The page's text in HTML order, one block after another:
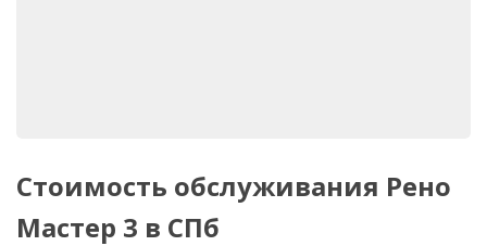
Стоимость обслуживания Рено
Мастер 3 в СПб